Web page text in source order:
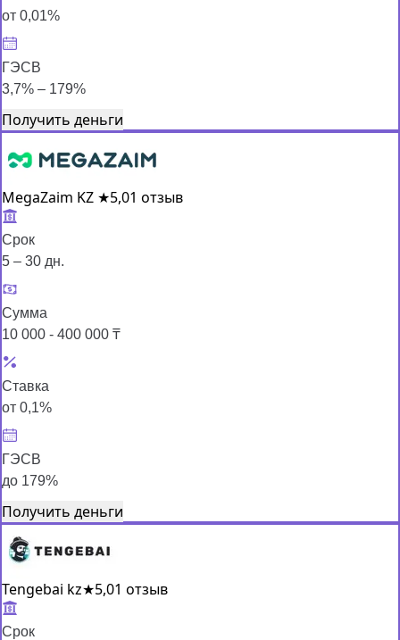
от 0,01%
ГЭСВ
3,7% – 179%
Получить деньги
MegaZaim KZ ★5,01 отзыв
Срок
5 – 30 дн.
Сумма
10 000 - 400 000 ₸
Ставка
от 0,1%
ГЭСВ
до 179%
Получить деньги
Tengebai kz★5,01 отзыв
Срок